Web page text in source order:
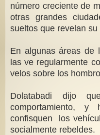
número creciente de
otras grandes
sueltos que revelan su
En algunas áreas de
las ve regularmente
velos sobre los
Dolatabadi dijo
comportamiento,
confisquen los
socialmente rebeldes.